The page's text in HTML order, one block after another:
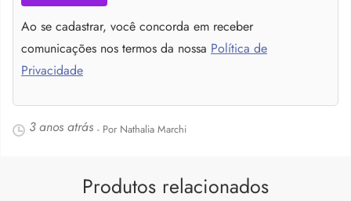
Ao se cadastrar, você concorda em receber
comunicações nos termos da nossa Política de
Privacidade
3 anos atrás - Por Nathalia Marchi
Produtos relacionados